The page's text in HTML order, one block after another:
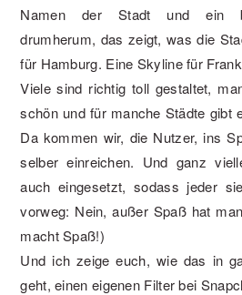
Namen der Stadt und ein
drumherum, das zeigt, was die
für Hamburg. Eine Skyline für
Viele sind richtig toll gestaltet,
schön und für manche Städte gibt
Da kommen wir, die Nutzer, ins
selber einreichen. Und ganz
auch eingesetzt, sodass jeder
vorweg: Nein, außer Spaß hat
macht Spaß!)
Und ich zeige euch, wie das in
geht, einen eigenen Filter bei